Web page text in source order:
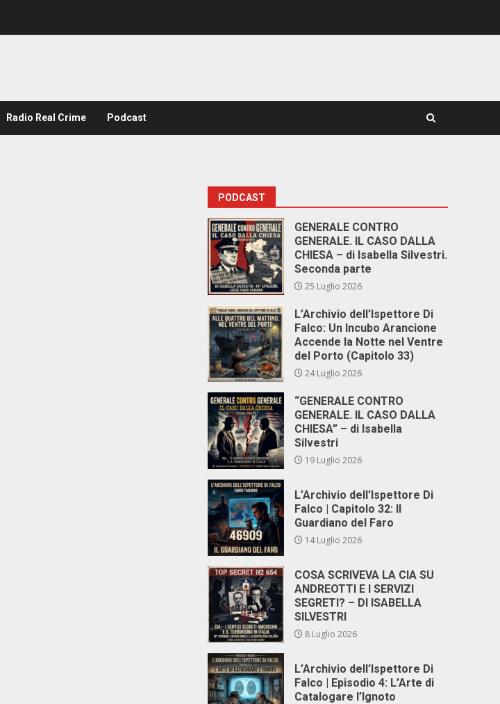
Radio Real Crime Podcast
PODCAST
GENERALE CONTRO
GENERALE. IL CASO DALLA
CHIESA – di Isabella Silvestri.
Seconda parte
25 Luglio 2026
L’Archivio dell’Ispettore Di
Falco: Un Incubo Arancione
Accende la Notte nel Ventre
del Porto (Capitolo 33)
24 Luglio 2026
“GENERALE CONTRO
GENERALE. IL CASO DALLA
CHIESA” – di Isabella
Silvestri
19 Luglio 2026
L’Archivio dell’Ispettore Di
Falco | Capitolo 32: Il
Guardiano del Faro
14 Luglio 2026
COSA SCRIVEVA LA CIA SU
ANDREOTTI E I SERVIZI
SEGRETI? – DI ISABELLA
SILVESTRI
8 Luglio 2026
L’Archivio dell’Ispettore Di
Falco | Episodio 4: L’Arte di
Catalogare l’Ignoto